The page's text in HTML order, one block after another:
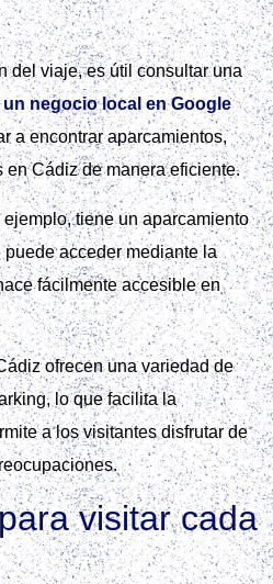
del viaje, es útil consultar una
negocio local en Google
a encontrar aparcamientos,
en Cádiz de manera eficiente.
tiene un aparcamiento
acceder mediante la
fácilmente accesible en
ofrecen una variedad de
lo que facilita la
a los visitantes disfrutar de
visitar cada